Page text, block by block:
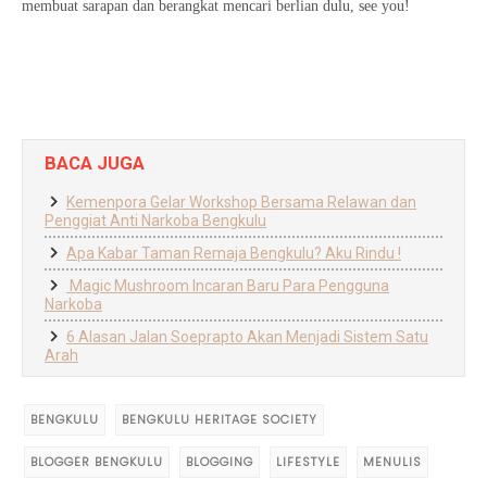
membuat sarapan dan berangkat mencari berlian dulu, see you!
BACA JUGA
Kemenpora Gelar Workshop Bersama Relawan dan
Penggiat Anti Narkoba Bengkulu
Apa Kabar Taman Remaja Bengkulu? Aku Rindu !
Magic Mushroom Incaran Baru Para Pengguna
Narkoba
6 Alasan Jalan Soeprapto Akan Menjadi Sistem Satu
Arah
BENGKULU BENGKULU HERITAGE SOCIETY
BLOGGER BENGKULU BLOGGING LIFESTYLE MENULIS